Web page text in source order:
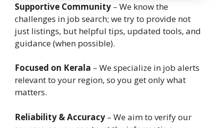
Supportive Community – We know the
challenges in job search; we try to provide not
just listings, but helpful tips, updated tools, and
guidance (when possible).
Focused on Kerala – We specialize in job alerts
relevant to your region, so you get only what
matters.
Reliability & Accuracy – We aim to verify our